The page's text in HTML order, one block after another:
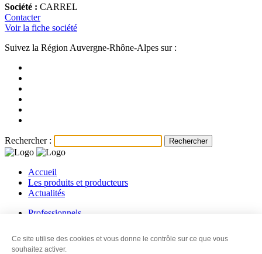
Société : CARREL
Contacter
Voir la fiche société
Suivez la Région Auvergne-Rhône-Alpes sur :
Rechercher :
Accueil
Les produits et producteurs
Actualités
Professionnels
Les revendeurs
Contact
Ce site utilise des cookies et vous donne le contrôle sur ce que vous
souhaitez activer.